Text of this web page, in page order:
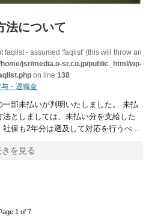
法について
faqlist - assumed 'faqlist' (this will throw an
jsr/media.o-sr.co.jp/public_html/wp-
on line 138
・退職金
部未払いが判明いたしました。 未払
としましては、未払い分を支給した
保も2年分は遡及して対応を行うべ
きを見る
1 of 7